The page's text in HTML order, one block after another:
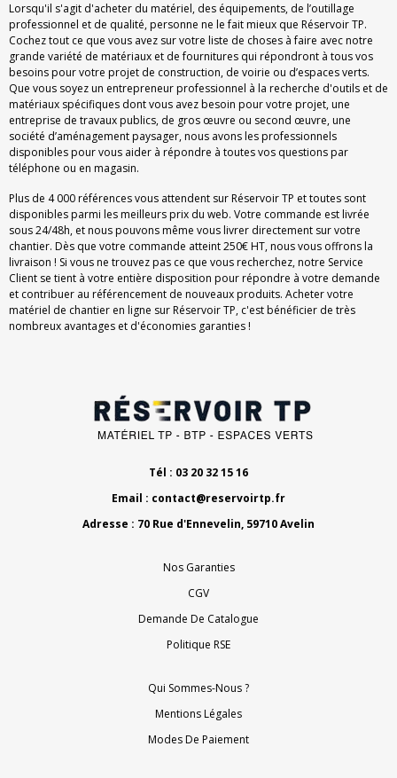
Lorsqu'il s'agit d'acheter du matériel, des équipements, de l’outillage
professionnel et de qualité, personne ne le fait mieux que Réservoir TP.
Cochez tout ce que vous avez sur votre liste de choses à faire avec notre
grande variété de matériaux et de fournitures qui répondront à tous vos
besoins pour votre projet de construction, de voirie ou d’espaces verts.
Que vous soyez un entrepreneur professionnel à la recherche d'outils et de
matériaux spécifiques dont vous avez besoin pour votre projet, une
entreprise de travaux publics, de gros œuvre ou second œuvre, une
société d’aménagement paysager, nous avons les professionnels
disponibles pour vous aider à répondre à toutes vos questions par
téléphone ou en magasin.
Plus de 4 000 références vous attendent sur Réservoir TP et toutes sont
disponibles parmi les meilleurs prix du web. Votre commande est livrée
sous 24/48h, et nous pouvons même vous livrer directement sur votre
chantier. Dès que votre commande atteint 250€ HT, nous vous offrons la
livraison ! Si vous ne trouvez pas ce que vous recherchez, notre Service
Client se tient à votre entière disposition pour répondre à votre demande
et contribuer au référencement de nouveaux produits. Acheter votre
matériel de chantier en ligne sur Réservoir TP, c'est bénéficier de très
nombreux avantages et d'économies garanties !
Tél : 03 20 32 15 16
Email : contact@reservoirtp.fr
Adresse : 70 Rue d'Ennevelin, 59710 Avelin
Nos Garanties
CGV
Demande De Catalogue
Politique RSE
Qui Sommes-Nous ?
Mentions Légales
Modes De Paiement